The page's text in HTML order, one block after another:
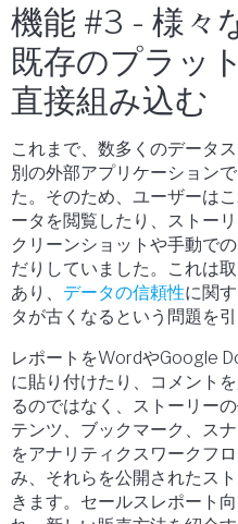
機能 #3 - 様々
既存のプラッ
直接組み込む
これまで、数多くのデータ
別の外部アプリケーション
た。そのため、ユーザーは
ータを閲覧したり、ストー
クリーンショットや手動で
だりしていました。これは
あり、 データの信頼性に関
タが古くなるという問題を引
レポートをWordやGoogle
に貼り付けたり、コメント
るのではなく、ストーリー
テンツ、ブックマーク、ス
をアナリティクスワークフ
み、それらを公開されたス
きます。セールスレポート